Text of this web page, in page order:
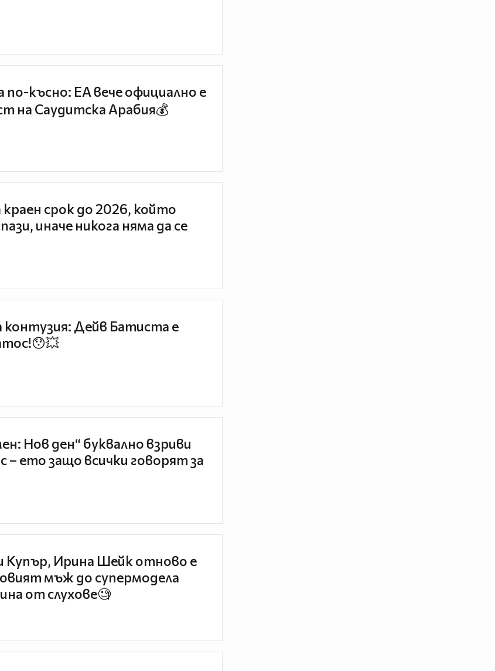
по-късно: EA вече официално е
на Саудитска Арабия💰
краен срок до 2026, който
иначе никога няма да се
Дейв Батиста е
Нов ден“ буквално взриви
– ето защо всички говорят за
Купър, Ирина Шейк отново е
мъж до супермодела
от слухове🧐